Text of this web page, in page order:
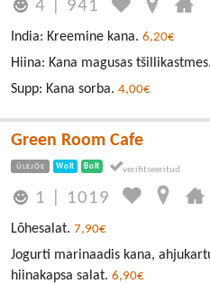
4 941
India: Kreemine kana. 6,20€
Hiina: Kana magusas tšillikastmes.
Supp: Kana sorba. 4,00€
Green Room Cafe
ÜLEJÕE Wolt Bolt
1 1019
Lõhesalat. 7,90€
Jogurti marinaadis kana,
hiinakapsa salat. 6,90€